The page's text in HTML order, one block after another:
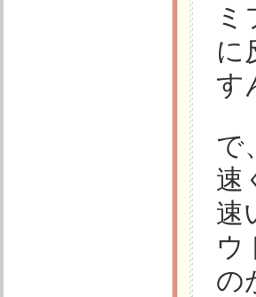
に
す
で
速
速
ウ
の